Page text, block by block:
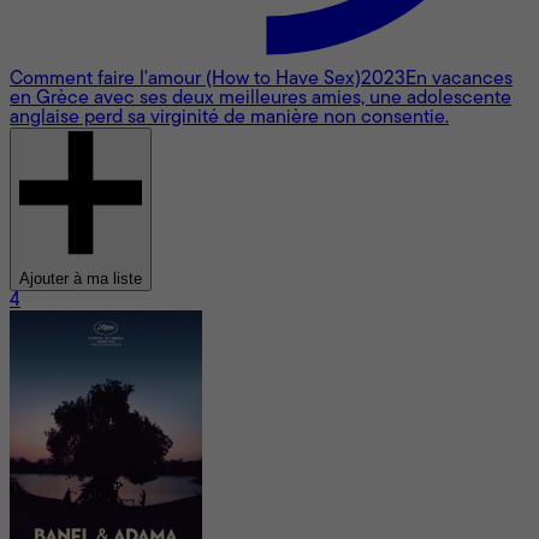
Comment faire l'amour (How to Have Sex)2023 En vacances
en Grèce avec ses deux meilleures amies, une adolescente
anglaise perd sa virginité de manière non consentie.
Ajouter à ma liste
4